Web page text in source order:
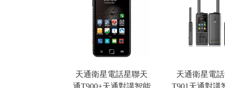
天通衛星電話星聯天
通T900+天通對講智能
天通衛星電
T901天通對講